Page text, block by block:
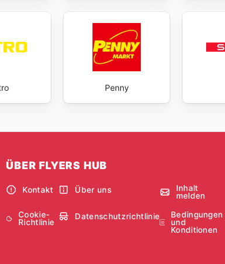
Penny
ÜBER FLYERS HUB
Kontakt Über uns
Inhalt
melden
Cookie-
Richtlinie
Datenschutzrichtlinie
Bedingungen
und
Konditionen